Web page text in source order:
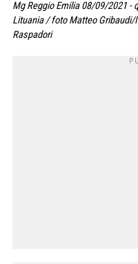
Mg Reggio Emilia 08/09/2021 -
Lituania / foto Matteo
Raspadori